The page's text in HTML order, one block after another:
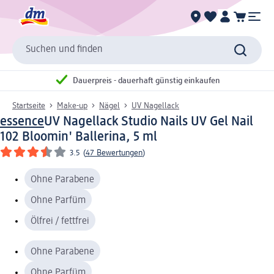
Suchen und finden
Dauerpreis - dauerhaft günstig einkaufen
Startseite Make-up Nägel UV Nagellack
essenceUV Nagellack Studio Nails UV Gel Nail
102 Bloomin' Ballerina, 5 ml
3.5 (47 Bewertungen)
Ohne Parabene
Ohne Parfüm
Ölfrei / fettfrei
Ohne Parabene